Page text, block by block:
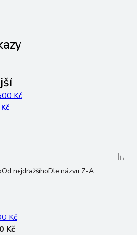
Od nejdražšíhoDle názvu Z-A
Kč